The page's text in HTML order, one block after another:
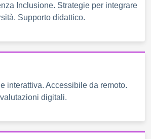
Inclusione. Strategie per integrare
Supporto didattico.
interattiva. Accessibile da remoto.
digitali.